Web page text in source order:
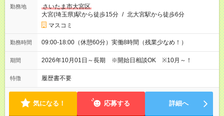
勤務地
さいたま市大宮区
大宮(埼玉県)駅から徒歩15分 / 北大宮駅から徒歩6分
マスコミ
勤務時間 09:00-18:00（休憩60分）実働8時間（残業少なめ！）
期間 2026年10月01日～長期 ※開始日相談OK ※10月～！
特徴 履歴書不要
気になる！ 応募する 詳細へ